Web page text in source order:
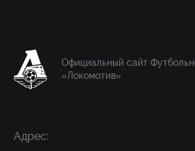
Официальный сайт
«Локомотив»
Адрес: